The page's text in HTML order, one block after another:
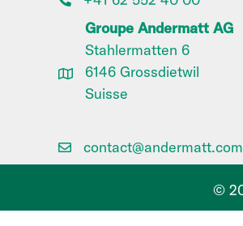
Groupe Andermatt AG
Stahlermatten 6
6146 Grossdietwil
Suisse
contact@andermatt.com
©